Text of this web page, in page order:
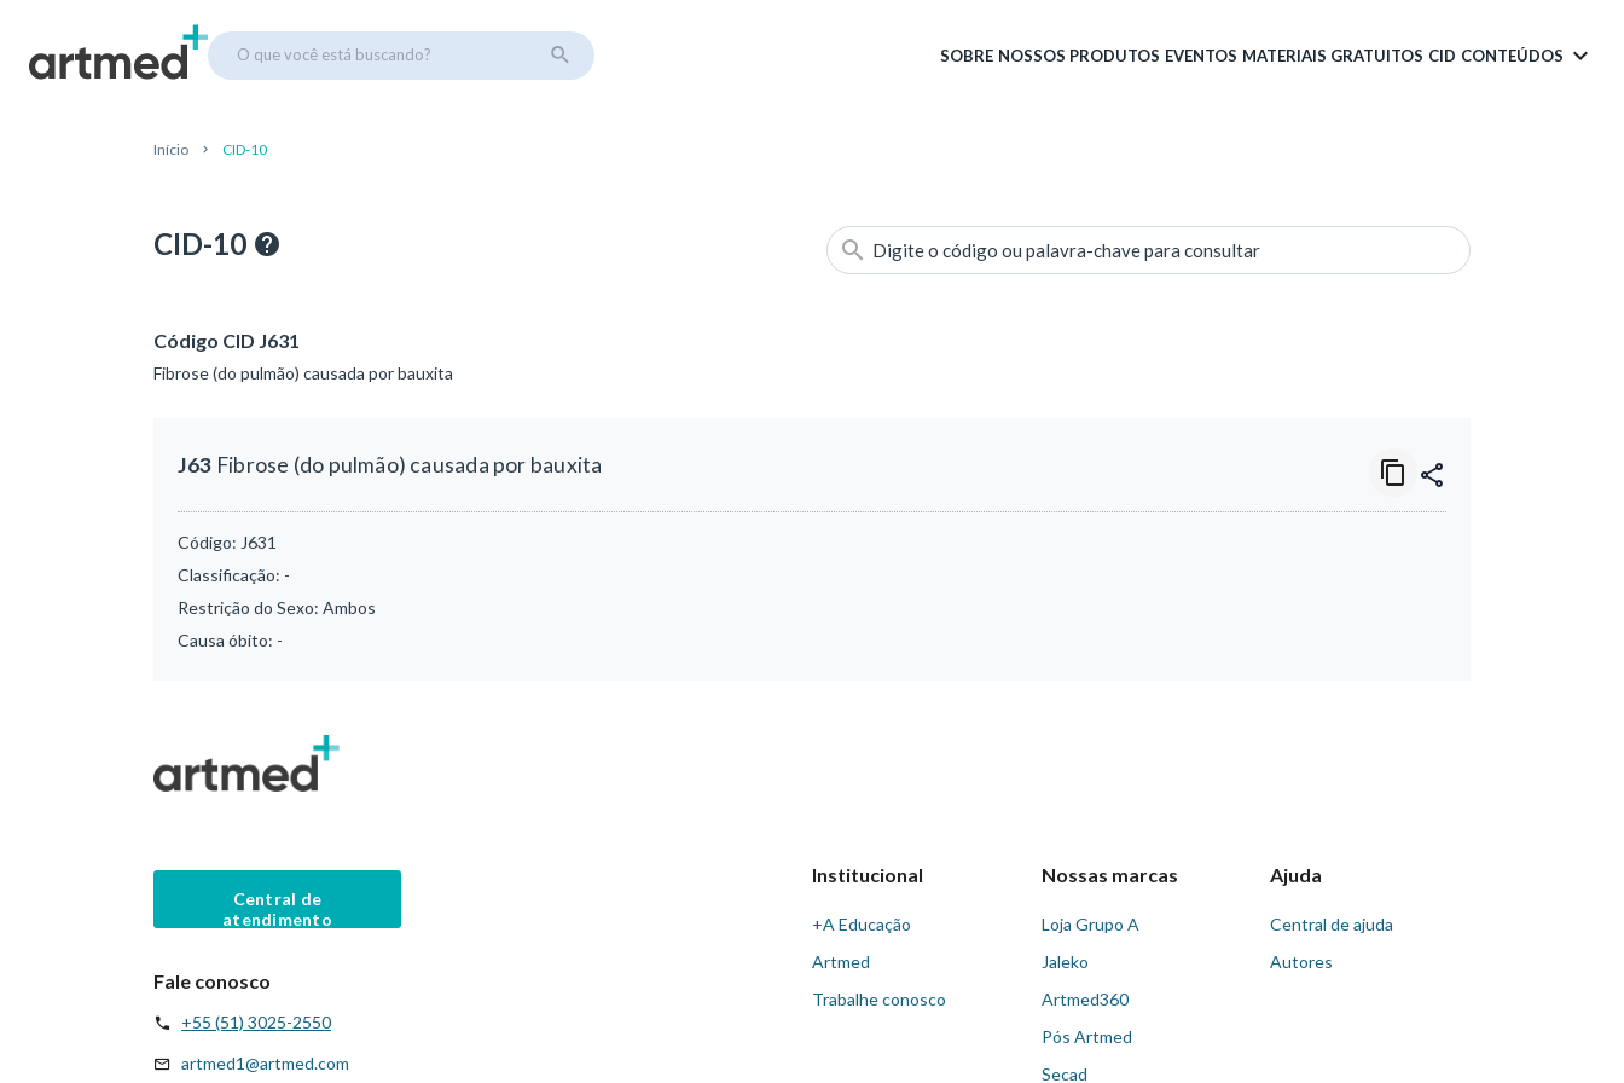
O que você está buscando? SOBRE NOSSOS PRODUTOS EVENTOS MATERIAIS GRATUITOS CID CONTEÚDOS
Início CID-10
CID-10 Digite o código ou palavra-chave para consultar
Código CID J631
Fibrose (do pulmão) causada por bauxita
J63 Fibrose (do pulmão) causada por bauxita
Código: J631
Classificação: -
Restrição do Sexo: Ambos
Causa óbito: -
Central de
atendimento
Fale conosco
+55 (51) 3025-2550
artmed1@artmed.com
Institucional
+A Educação
Artmed
Trabalhe conosco
Nossas marcas
Loja Grupo A
Jaleko
Artmed360
Pós Artmed
Secad
Ajuda
Central de ajuda
Autores